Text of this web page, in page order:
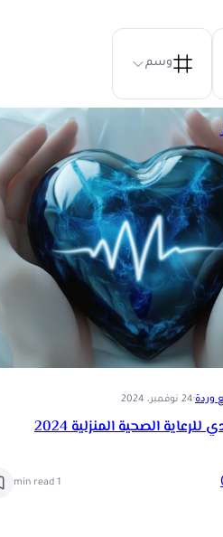
وسم
وردة·24 نوفمبر، 2024
الصحية المنزلية 2024
1 min read